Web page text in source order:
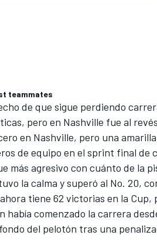
teammates
de que sigue perdiendo
pero en Nashville fue al
en Nashville, pero una
de equipo en el sprint final de
más agresivo con cuánto de la
la calma y superó al No. 20,
tiene 62 victorias en la Cup,
había comenzado la carrera
del pelotón tras una